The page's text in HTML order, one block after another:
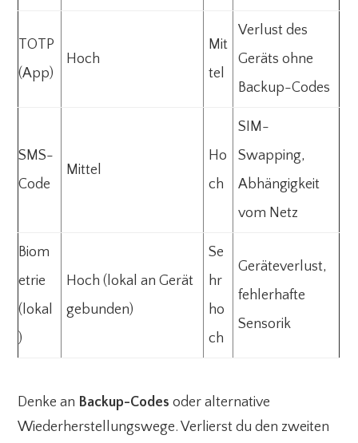
TOTP
(App)
Hoch
Mit
tel
Verlust des
Geräts ohne
Backup-Codes
SMS-
Code
Mittel
Ho
ch
SIM-
Swapping,
Abhängigkeit
vom Netz
Biom
etrie
(lokal
)
Hoch (lokal an Gerät
gebunden)
Se
hr
ho
ch
Geräteverlust,
fehlerhafte
Sensorik
Denke an Backup-Codes oder alternative
Wiederherstellungswege. Verlierst du den zweiten